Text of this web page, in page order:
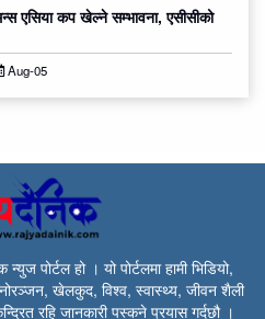
एसिया कप खेल्ने सम्भावना, एसीसीको
Aug-05
पोर्टल हो । यो पोर्टलमा हामी भिडियो,
खेलकुद, विश्व, स्वास्थ्य, जीवन शैली
रहि जानकारी पस्कने प्रयास गर्दछौ ।